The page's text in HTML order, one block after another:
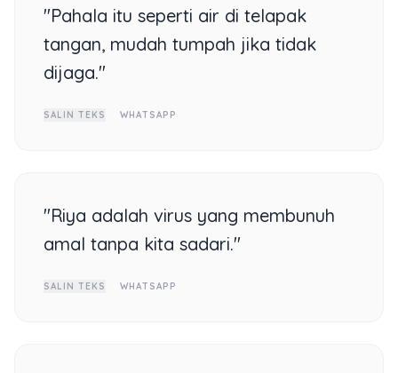
"Pahala itu seperti air di telapak
tangan, mudah tumpah jika tidak
dijaga."
SALIN TEKS WHATSAPP
"Riya adalah virus yang membunuh
amal tanpa kita sadari."
SALIN TEKS WHATSAPP